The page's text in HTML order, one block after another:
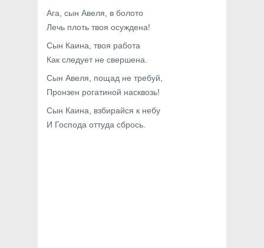
Ага, сын Авеля, в болото
Лечь плоть твоя осуждена!
Сын Каина, твоя работа
Как следует не свершена.
Сын Авеля, пощад не требуй,
Пронзен рогатиной насквозь!
Сын Каина, взбирайся к небу
И Господа оттуда сбрось.